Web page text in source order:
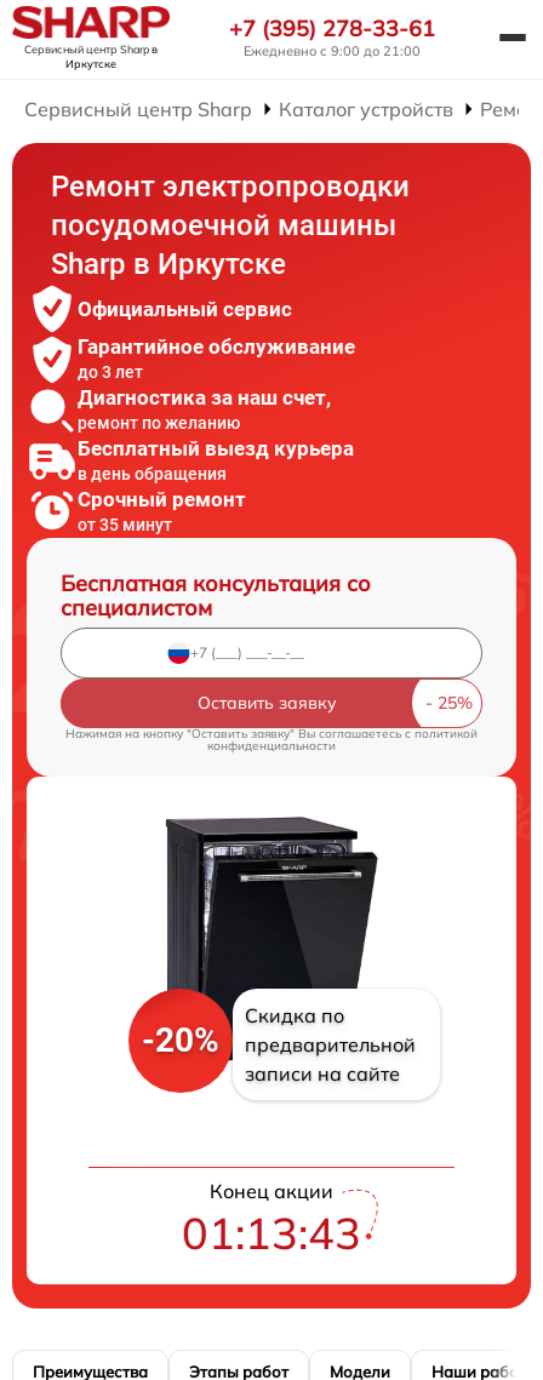
Сервисный центр Sharpв
Иркутске
+7 (395) 278-33-61
Ежедневно с 9:00 до 21:00
Сервисный центр Sharp Каталог устройств
Ремонт электропроводки
посудомоечной машины
Sharp в Иркутске
Официальный сервис
Гарантийное обслуживание
до 3 лет
Диагностика за наш счет,
ремонт по желанию
Бесплатный выезд курьера
в день обращения
Срочный ремонт
от 35 минут
Бесплатная консультация со
специалистом
Оставить заявку
Нажимая на кнопку "Оставить заявку" Вы соглашаетесь cполитикой
конфиденциальности
-20%
Скидка по
предварительной
записи на сайте
Конец акции
01:13:42
Преимущества Этапы работ Модели Наши работы